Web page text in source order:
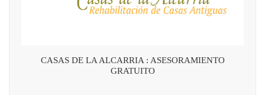
CASAS DE LA ALCARRIA : ASESORAMIENTO
GRATUITO